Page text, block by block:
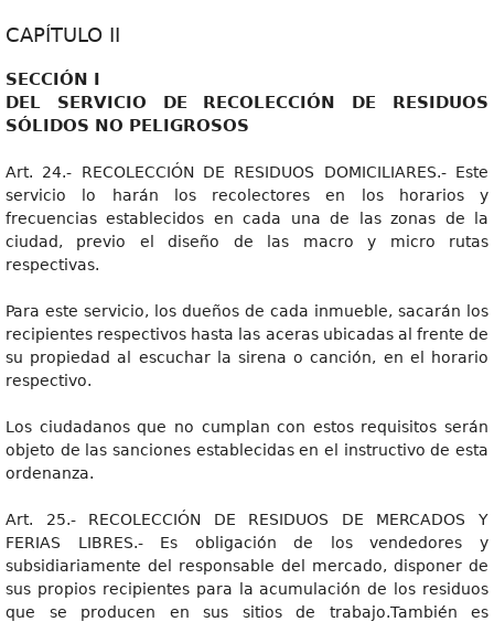
CAPÍTULO II
SECCIÓN I
DEL SERVICIO DE RECOLECCIÓN DE RESIDUOS
SÓLIDOS NO PELIGROSOS
Art. 24.- RECOLECCIÓN DE RESIDUOS DOMICILIARES.- Este
servicio lo harán los recolectores en los horarios y
frecuencias establecidos en cada una de las zonas de la
ciudad, previo el diseño de las macro y micro rutas
respectivas.
Para este servicio, los dueños de cada inmueble, sacarán los
recipientes respectivos hasta las aceras ubicadas al frente de
su propiedad al escuchar la sirena o canción, en el horario
respectivo.
Los ciudadanos que no cumplan con estos requisitos serán
objeto de las sanciones establecidas en el instructivo de esta
ordenanza.
Art. 25.- RECOLECCIÓN DE RESIDUOS DE MERCADOS Y
FERIAS LIBRES.- Es obligación de los vendedores y
subsidiariamente del responsable del mercado, disponer de
sus propios recipientes para la acumulación de los residuos
que se producen en sus sitios de trabajo.También es